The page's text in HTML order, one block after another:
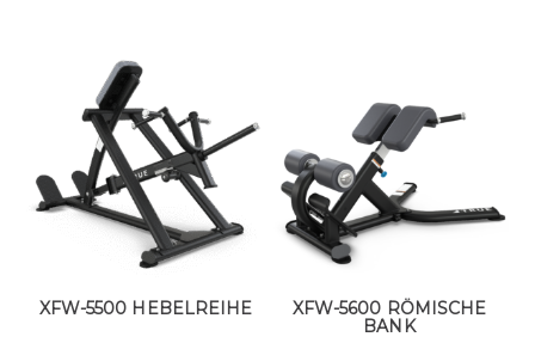
XFW-5500 HEBELREIHE
XFW-5600 RÖMISCHE
BANK